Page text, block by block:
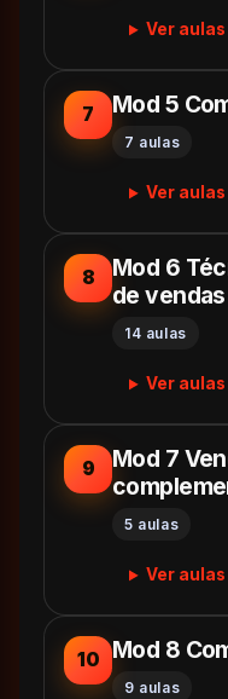
Ver aulas
7 Mod 5
7 aulas
Ver aulas
8
Mod 6
de vendas
14 aulas
Ver aulas
9
Mod 7
5 aulas
Ver aulas
10 Mod 8
9 aulas